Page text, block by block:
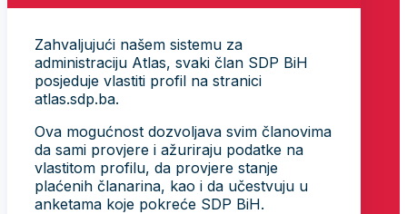
Zahvaljujući našem sistemu za
administraciju Atlas, svaki član SDP BiH
posjeduje vlastiti profil na stranici
atlas.sdp.ba.
Ova mogućnost dozvoljava svim članovima
da sami provjere i ažuriraju podatke na
vlastitom profilu, da provjere stanje
plaćenih članarina, kao i da učestvuju u
anketama koje pokreće SDP BiH.